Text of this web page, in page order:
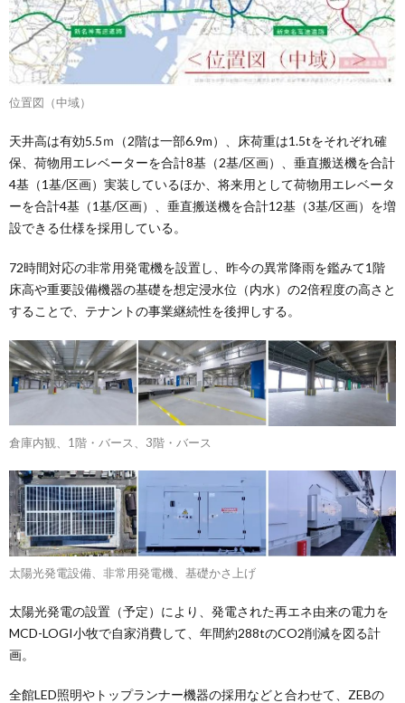
位置図（中域）
天井高は有効5.5ｍ（2階は一部6.9m）、床荷重は1.5tをそれぞれ確
保、荷物用エレベーターを合計8基（2基/区画）、垂直搬送機を合計
4基（1基/区画）実装しているほか、将来用として荷物用エレベータ
ーを合計4基（1基/区画）、垂直搬送機を合計12基（3基/区画）を増
設できる仕様を採用している。
72時間対応の非常用発電機を設置し、昨今の異常降雨を鑑みて1階
床高や重要設備機器の基礎を想定浸水位（内水）の2倍程度の高さと
することで、テナントの事業継続性を後押しする。
倉庫内観、1階・バース、3階・バース
太陽光発電設備、非常用発電機、基礎かさ上げ
太陽光発電の設置（予定）により、発電された再エネ由来の電力を
MCD-LOGI小牧で自家消費して、年間約288tのCO2削減を図る計
画。
全館LED照明やトップランナー機器の採用などと合わせて、ZEBの